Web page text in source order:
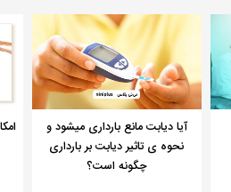
آیا دیابت مانع بارداری میشود و
نحوه ی تاثیر دیابت بر بارداری
چگونه است؟